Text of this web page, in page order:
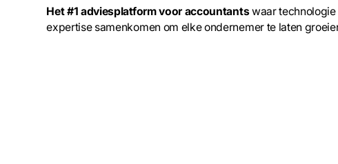
Het #1 adviesplatform voor accountantswaar technologie
expertise samenkomen om elke ondernemer te laten